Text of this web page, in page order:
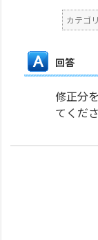
カテゴ
回答
修正分
てくだ